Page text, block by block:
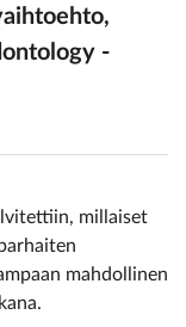
-
millaiset
mahdollinen